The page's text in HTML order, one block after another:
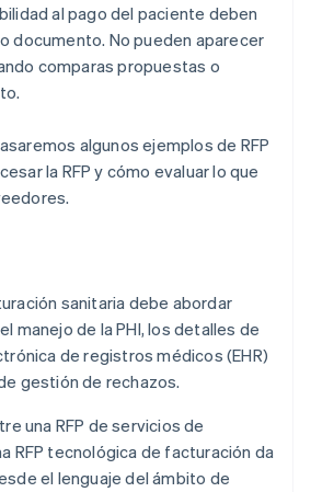
al pago del paciente deben
documento. No pueden aparecer
comparas propuestas o
algunos ejemplos de RFP
la RFP y cómo evaluar lo que
sanitaria debe abordar
manejo de la PHI, los detalles de
de registros médicos (EHR)
gestión de rechazos.
una RFP de servicios de
RFP tecnológica de facturación da
el lenguaje del ámbito de